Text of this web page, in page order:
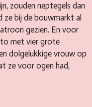
zouden neptegels dan
ze bij de bouwmarkt al
gezien. En voor
met vier grote
dolgelukkige vrouw op
ze voor ogen had,